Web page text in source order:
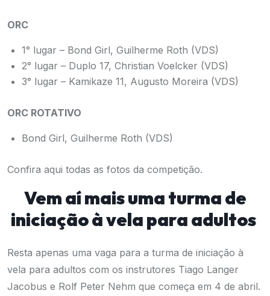
ORC
1° lugar – Bond Girl, Guilherme Roth (VDS)
2° lugar – Duplo 17, Christian Voelcker (VDS)
3° lugar – Kamikaze 11, Augusto Moreira (VDS)
ORC ROTATIVO
Bond Girl, Guilherme Roth (VDS)
Confira aqui todas as fotos da competição.
Vem aí mais uma turma de
iniciação à vela para adultos
Resta apenas uma vaga para a turma de iniciação à
vela para adultos com os instrutores Tiago Langer
Jacobus e Rolf Peter Nehm que começa em 4 de abril.